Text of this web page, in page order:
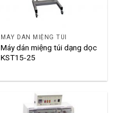
MÁY DÁN MIỆNG TÚI
Máy dán miệng túi dạng dọc
KST15-25